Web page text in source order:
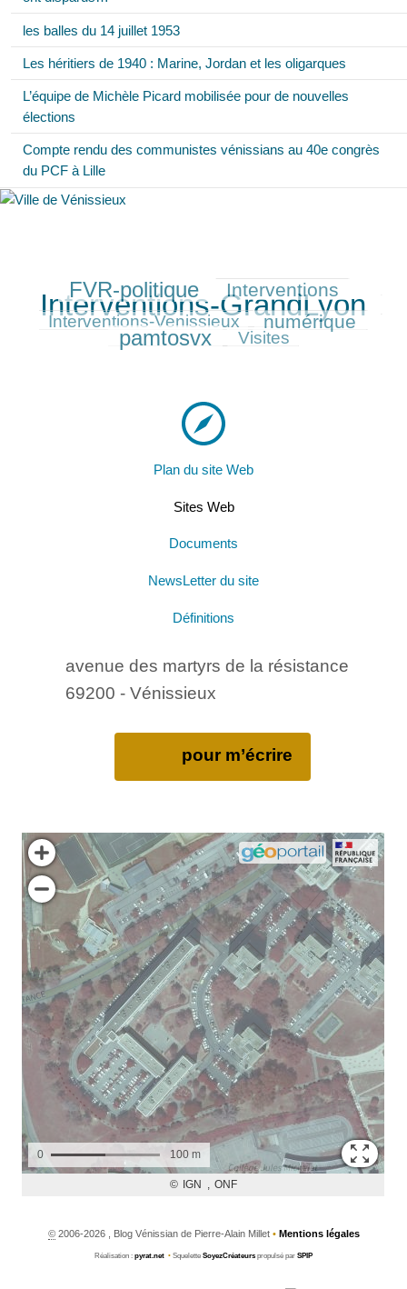
les balles du 14 juillet 1953
Les héritiers de 1940 : Marine, Jordan et les oligarques
L’équipe de Michèle Picard mobilisée pour de nouvelles
élections
Compte rendu des communistes vénissians au 40e congrès
du PCF à Lille
FVR-politique Interventions
Interventions-GrandLyon
122/388
Interventions-Venissieux
149/388 numérique
213/388
pamtosvx Visites
Plan du site Web
Sites Web
Documents
NewsLetter du site
Définitions
avenue des martyrs de la résistance
69200 - Vénissieux
pour m’écrire
©2006-2026 , Blog Vénissian de Pierre-Alain Millet • Mentions légales
Réalisation : pyrat.net • Squelette SoyezCréateurs propulsé par SPIP